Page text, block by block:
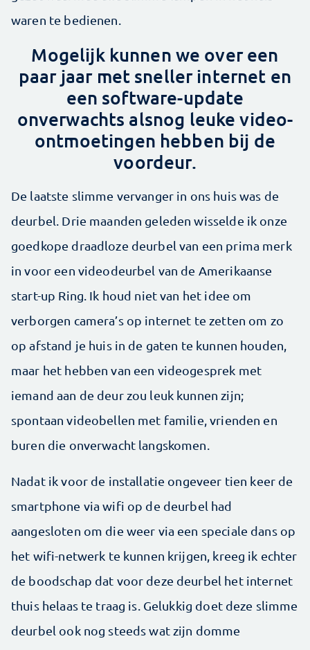
waren te bedienen.
Mogelijk kunnen we over een
paar jaar met sneller internet en
een software-update
onverwachts alsnog leuke video-
ontmoetingen hebben bij de
voordeur.
De laatste slimme vervanger in ons huis was de
deurbel. Drie maanden geleden wisselde ik onze
goedkope draad­loze deurbel van een prima merk
in voor een videodeurbel van de Amerikaanse
start-up Ring. Ik houd niet van het idee om
verborgen camera’s op internet te zetten om zo
op ­afstand je huis in de gaten te kunnen houden,
maar het hebben van een videogesprek met
iemand aan de deur zou leuk kunnen zijn;
spontaan videobellen met familie, vrienden en
buren die onverwacht langskomen.
Nadat ik voor de installatie ongeveer tien keer de
smartphone via wifi op de deurbel had
aangesloten om die weer via een speciale dans op
het wifi-netwerk te kunnen krijgen, kreeg ik echter
de boodschap dat voor deze deurbel het internet
thuis helaas te traag is. Gelukkig doet deze slimme
deurbel ook nog steeds wat zijn domme